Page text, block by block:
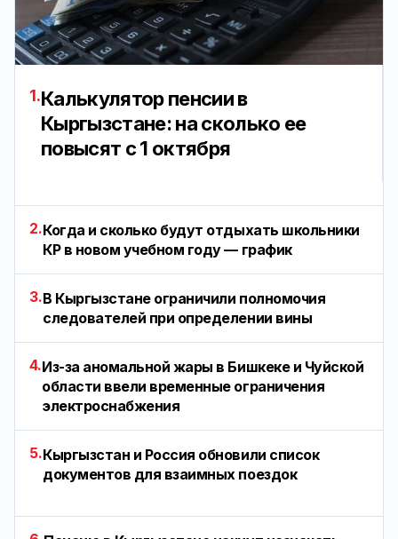
1.Калькулятор пенсии в
Кыргызстане: на сколько ее
повысят с 1 октября
2.Когда и сколько будут отдыхать школьники
КР в новом учебном году — график
3.В Кыргызстане ограничили полномочия
следователей при определении вины
4.Из-за аномальной жары в Бишкеке и Чуйской
области ввели временные ограничения
электроснабжения
5.Кыргызстан и Россия обновили список
документов для взаимных поездок